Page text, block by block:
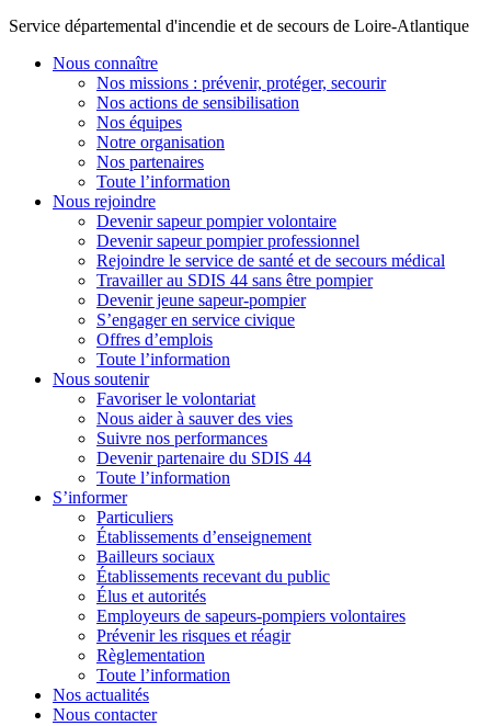
Service départemental d'incendie et de secours de Loire-Atlantique
Nous connaître
Nos missions : prévenir, protéger, secourir
Nos actions de sensibilisation
Nos équipes
Notre organisation
Nos partenaires
Toute l’information
Nous rejoindre
Devenir sapeur pompier volontaire
Devenir sapeur pompier professionnel
Rejoindre le service de santé et de secours médical
Travailler au SDIS 44 sans être pompier
Devenir jeune sapeur-pompier
S’engager en service civique
Offres d’emplois
Toute l’information
Nous soutenir
Favoriser le volontariat
Nous aider à sauver des vies
Suivre nos performances
Devenir partenaire du SDIS 44
Toute l’information
S’informer
Particuliers
Établissements d’enseignement
Bailleurs sociaux
Établissements recevant du public
Élus et autorités
Employeurs de sapeurs-pompiers volontaires
Prévenir les risques et réagir
Règlementation
Toute l’information
Nos actualités
Nous contacter